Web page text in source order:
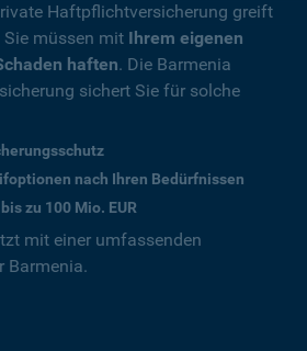
Haftpflichtversicherung greift
müssen mit Ihrem eigenen
haften. Die Barmenia
sichert Sie für solche
nach Ihren Bedürfnissen
zu 100 Mio. EUR
mit einer umfassenden
Barmenia.